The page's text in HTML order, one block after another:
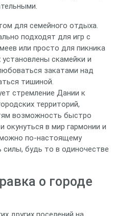
для семейного отдыха.
подходят для игр с
или просто для пикника
скамейки и
закатами над
тишиной.
стремление Дании к
территорий,
возможность быстро
окунуться в мир гармонии и
по-настоящему
силы, будь то в одиночестве
о городе